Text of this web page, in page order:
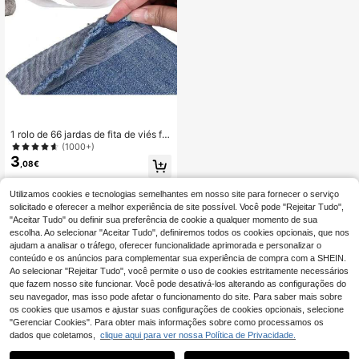
1 rolo de 66 jardas de fita de viés fu
sível, adesivo dupla-face, adesivo f
orte lavável, fita termofusível com s
uporte dupla-face, fita de borda se
m costura, adequada para alterar ro
upas, calças, jeans, cortinas e vário
s tecidos
(1000+)
3,08€
Utilizamos cookies e tecnologias semelhantes em nosso site para fornecer o serviço
solicitado e oferecer a melhor experiência de site possível. Você pode "Rejeitar Tudo",
"Aceitar Tudo" ou definir sua preferência de cookie a qualquer momento de sua
escolha. Ao selecionar "Aceitar Tudo", definiremos todos os cookies opcionais, que nos
ajudam a analisar o tráfego, oferecer funcionalidade aprimorada e personalizar o
conteúdo e os anúncios para complementar sua experiência de compra com a SHEIN.
Ao selecionar "Rejeitar Tudo", você permite o uso de cookies estritamente necessários
que fazem nosso site funcionar. Você pode desativá-los alterando as configurações do
seu navegador, mas isso pode afetar o funcionamento do site. Para saber mais sobre
os cookies que usamos e ajustar suas configurações de cookies opcionais, selecione
"Gerenciar Cookies". Para obter mais informações sobre como processamos os
dados que coletamos, clique aqui para ver nossa Política de Privacidade.